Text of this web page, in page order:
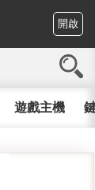
開啟
遊戲主機